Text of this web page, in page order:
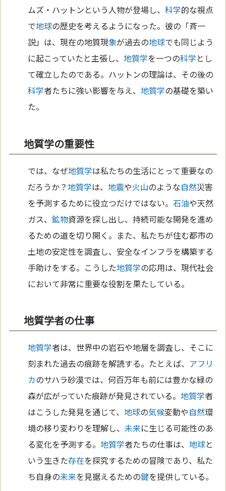
ムズ・ハットンという人物が登場し、科学的な視点
で地球の歴史を考えるようになった。彼の「斉一
説」は、現在の地質現象が過去の地球でも同じよう
に起こっていたと主張し、地質学を一つの科学とし
て確立したのである。ハットンの理論は、その後の
科学者たちに強い影響を与え、地質学の基礎を築い
た。
地質学の重要性
では、なぜ地質学は私たちの生活にとって重要なの
だろうか？地質学は、地震や火山のような自然災害
を予測するために役立つだけではない。石油や天然
ガス、鉱物資源を探し出し、持続可能な開発を進め
るための道を切り開く。また、私たちが住む都市の
土地の安定性を調査し、安全なインフラを構築する
手助けをする。こうした地質学の応用は、現代社会
において非常に重要な役割を果たしている。
地質学者の仕事
地質学者は、世界中の岩石や地層を調査し、そこに
刻まれた過去の痕跡を解読する。たとえば、 アフリ
カのサハラ砂漠では、何百万年も前には豊かな緑の
森が広がっていた痕跡が発見されている。地質学者
はこうした発見を通じて、地球の気候変動や自然環
境の移り変わりを理解し、未来に生じる可能性のあ
る変化を予測する。地質学者たちの仕事は、地球と
いう生きた存在を探究するための冒険であり、私た
ち自身の未来を見据えるための鍵を提供している。